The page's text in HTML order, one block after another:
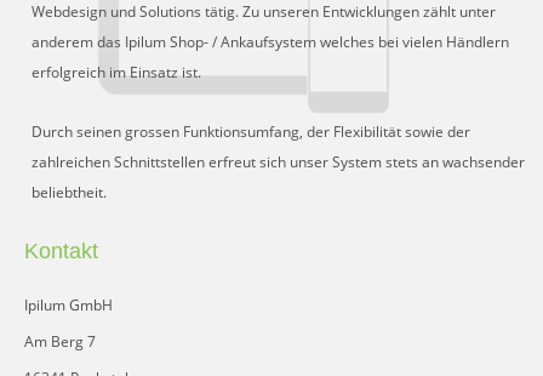
Wareneingang
Bar-Ankauf
Tagesabschluss
FAQ
Webdesign und Solutions tätig. Zu unseren Entwicklungen zählt unter
anderem das Ipilum Shop- / Ankaufsystem welches bei vielen Händlern
erfolgreich im Einsatz ist.
Durch seinen grossen Funktionsumfang, der Flexibilität sowie der
zahlreichen Schnittstellen erfreut sich unser System stets an wachsender
beliebtheit.
Kontakt
Ipilum GmbH
Am Berg 7